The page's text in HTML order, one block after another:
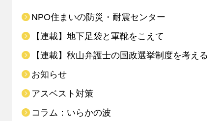
NPO住まいの防災・耐震センター
【連載】地下足袋と軍靴をこえて
【連載】秋山弁護士の国政選挙制度を考える
お知らせ
アスベスト対策
コラム：いらかの波